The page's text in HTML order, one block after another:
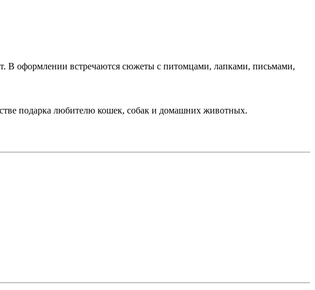
В оформлении встречаются сюжеты с питомцами, лапками, письмами,
подарка любителю кошек, собак и домашних животных.